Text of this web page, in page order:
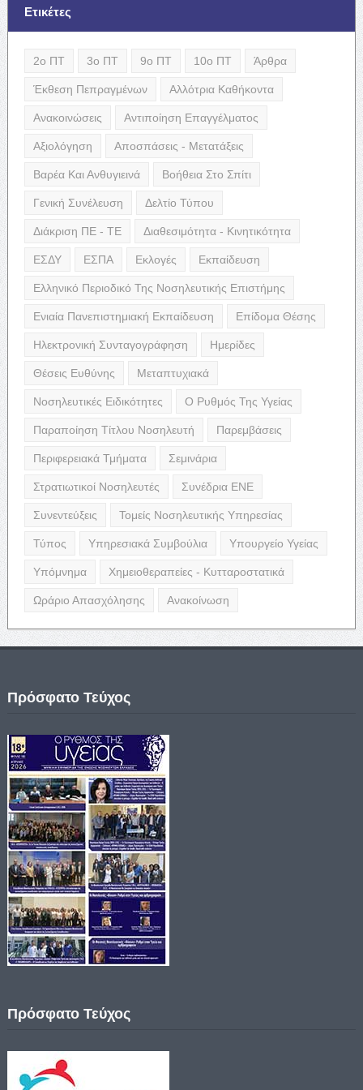
Ετικέτες
2ο ΠΤ 3ο ΠΤ 9ο ΠΤ 10ο ΠΤ Άρθρα
Έκθεση Πεπραγμένων Αλλότρια Καθήκοντα
Ανακοινώσεις Αντιποίηση Επαγγέλματος
Αξιολόγηση Αποσπάσεις - Μετατάξεις
Βαρέα Και Ανθυγιεινά Βοήθεια Στο Σπίτι
Γενική Συνέλευση Δελτίο Τύπου
Διάκριση ΠΕ - ΤΕ Διαθεσιμότητα - Κινητικότητα
ΕΣΔΥ ΕΣΠΑ Εκλογές Εκπαίδευση
Ελληνικό Περιοδικό Της Νοσηλευτικής Επιστήμης
Ενιαία Πανεπιστημιακή Εκπαίδευση Επίδομα Θέσης
Ηλεκτρονική Συνταγογράφηση Ημερίδες
Θέσεις Ευθύνης Μεταπτυχιακά
Νοσηλευτικές Ειδικότητες Ο Ρυθμός Της Υγείας
Παραποίηση Τίτλου Νοσηλευτή Παρεμβάσεις
Περιφερειακά Τμήματα Σεμινάρια
Στρατιωτικοί Νοσηλευτές Συνέδρια ΕΝΕ
Συνεντεύξεις Τομείς Νοσηλευτικής Υπηρεσίας
Τύπος Υπηρεσιακά Συμβούλια Υπουργείο Υγείας
Υπόμνημα Χημειοθεραπείες - Κυτταροστατικά
Ωράριο Απασχόλησης Ανακοίνωση
Πρόσφατο Τεύχος
Πρόσφατο Τεύχος